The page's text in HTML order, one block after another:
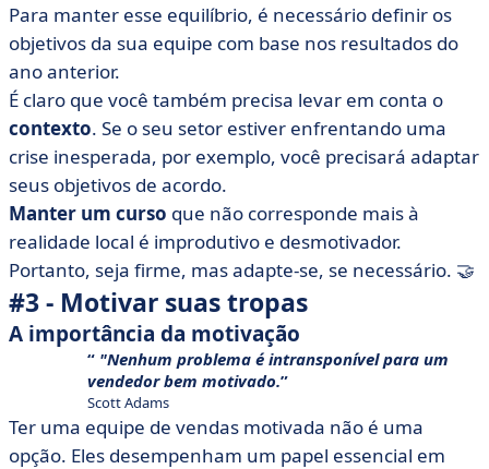
Para manter esse equilíbrio, é necessário definir os
objetivos da sua equipe com base nos resultados do
ano anterior.
É claro que você também precisa levar em conta o
contexto. Se o seu setor estiver enfrentando uma
crise inesperada, por exemplo, você precisará adaptar
seus objetivos de acordo.
Manter um curso que não corresponde mais à
realidade local é improdutivo e desmotivador.
Portanto, seja firme, mas adapte-se, se necessário. 🤝
#3 - Motivar suas tropas
A importância da motivação
"Nenhum problema é intransponível para um
vendedor bem motivado.
Scott Adams
Ter uma equipe de vendas motivada não é uma
opção. Eles desempenham um papel essencial em